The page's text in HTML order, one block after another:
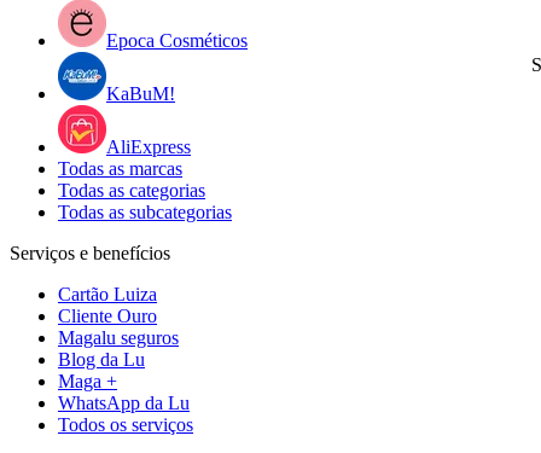
Epoca Cosméticos
KaBuM!
AliExpress
Todas as marcas
Todas as categorias
Todas as subcategorias
Serviços e benefícios
Cartão Luiza
Cliente Ouro
Magalu seguros
Blog da Lu
Maga +
WhatsApp da Lu
Todos os serviços